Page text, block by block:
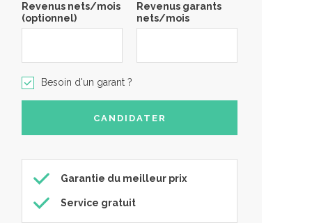
Revenus nets/mois
(optionnel)
Revenus garants
nets/mois
Besoin d'un garant ?
Garantie du meilleur prix
Service gratuit